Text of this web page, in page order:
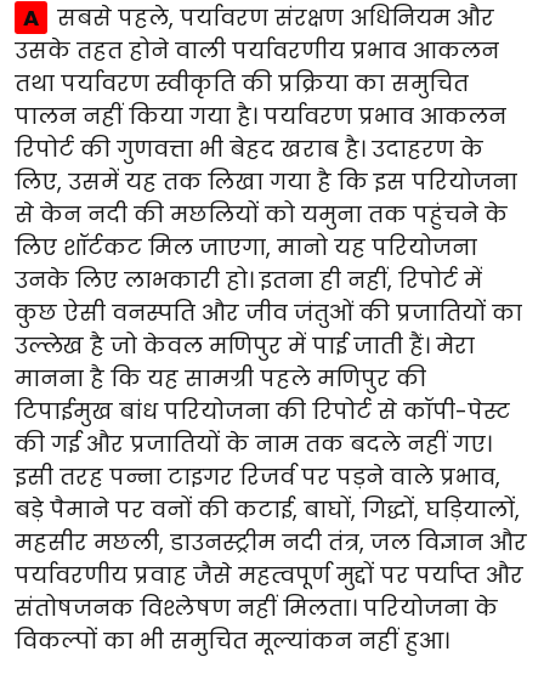
A सबसे पहले, पर्यावरण संरक्षण अधिनियम और
उसके तहत होने वाली पर्यावरणीय प्रभाव आकलन
तथा पर्यावरण स्वीकृति की प्रक्रिया का समुचित
पालन नहीं किया गया है। पर्यावरण प्रभाव आकलन
रिपोर्ट की गुणवत्ता भी बेहद खराब है। उदाहरण के
लिए, उसमें यह तक लिखा गया है कि इस परियोजना
से केन नदी की मछलियों को यमुना तक पहुंचने के
लिए शॉर्टकट मिल जाएगा, मानो यह परियोजना
उनके लिए लाभकारी हो। इतना ही नहीं, रिपोर्ट में
कुछ ऐसी वनस्पति और जीव जंतुओं की प्रजातियों का
उल्लेख है जो केवल मणिपुर में पाई जाती हैं। मेरा
मानना है कि यह सामग्री पहले मणिपुर की
टिपाईमुख बांध परियोजना की रिपोर्ट से कॉपी-पेस्ट
की गई और प्रजातियों के नाम तक बदले नहीं गए।
इसी तरह पन्ना टाइगर रिजर्व पर पड़ने वाले प्रभाव,
बड़े पैमाने पर वनों की कटाई, बाघों, गिद्धों, घड़ियालों,
महसीर मछली, डाउनस्ट्रीम नदी तंत्र, जल विज्ञान और
पर्यावरणीय प्रवाह जैसे महत्वपूर्ण मुद्दों पर पर्याप्त और
संतोषजनक विश्लेषण नहीं मिलता। परियोजना के
विकल्पों का भी समुचित मूल्यांकन नहीं हुआ।